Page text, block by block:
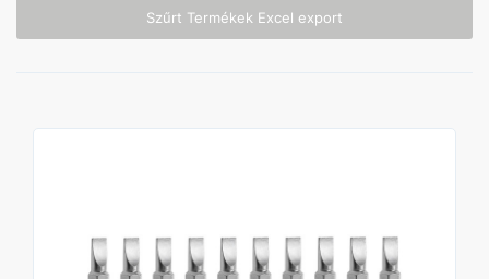
Szűrt Termékek Excel export